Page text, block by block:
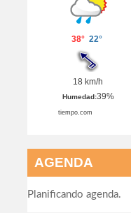
AGENDA
Planificando agenda.